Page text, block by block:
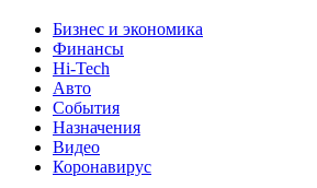
Бизнес и экономика
Финансы
Hi-Tech
Авто
События
Назначения
Видео
Коронавирус